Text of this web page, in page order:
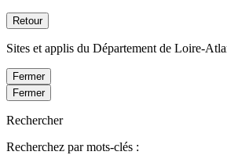
Retour
Sites et applis du Département de Loire-
Fermer
Fermer
Rechercher
Recherchez par mots-clés :